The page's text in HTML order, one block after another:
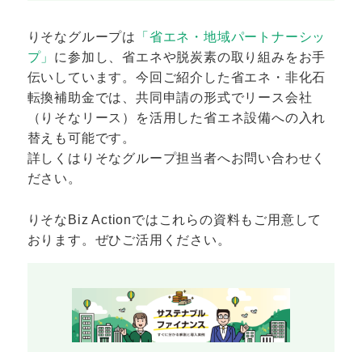
りそなグループは
「省エネ・地域パートナーシッ
プ」 に参加し、省エネや脱炭素の取り組みをお手
伝いしています。今回ご紹介した省エネ・非化石
転換補助金では、共同申請の形式でリース会社
（りそなリース）を活用した省エネ設備への入れ
替えも可能です。
詳しくはりそなグループ担当者へお問い合わせく
ださい。
りそなBiz Actionではこれらの資料もご用意して
おります。ぜひご活用ください。